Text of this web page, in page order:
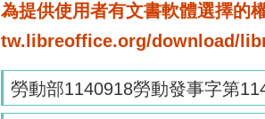
為提供使用者有文書軟體選擇的
tw.libreoffice.org/download/
勞動部1140918勞動發事字第